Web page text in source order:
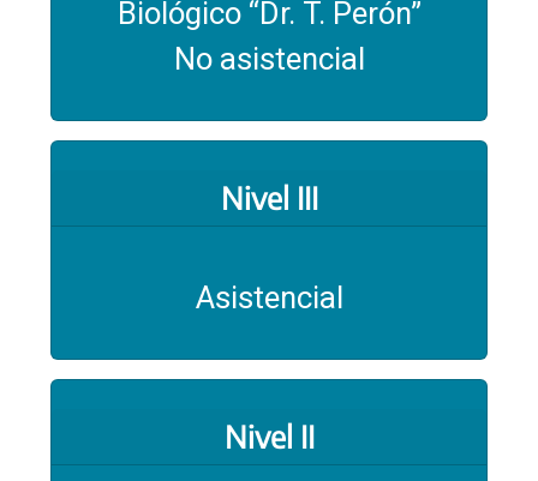
Biológico “Dr. T. Perón”
No asistencial
Nivel III
Asistencial
Nivel II